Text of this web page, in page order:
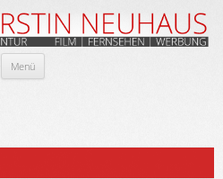
Menü Zum
springen